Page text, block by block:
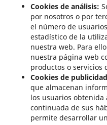
Cookies de análisis:
por nosotros o por
el número de
estadístico de la
nuestra web. Para
nuestra página web
productos o servicios
Cookies de
que almacenan
los usuarios obtenida
continuada de sus
permite desarrollar